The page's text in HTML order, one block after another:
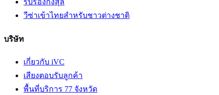
รับรองกงสุล
วีซ่าเข้าไทยสำหรับชาวต่างชาติ
บริษัท
เกี่ยวกับ iVC
เสียงตอบรับลูกค้า
พื้นที่บริการ 77 จังหวัด